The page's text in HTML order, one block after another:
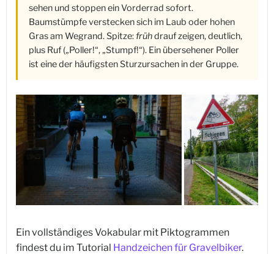
sehen und stoppen ein Vorderrad sofort.
Baumstümpfe verstecken sich im Laub oder hohen
Gras am Wegrand. Spitze: frühdrauf zeigen, deutlich,
plus Ruf („Poller!“, „Stumpf!“). Ein übersehener Poller
ist eine der häufigsten Sturzursachen in der Gruppe.
Ein vollständiges Vokabular mit Piktogrammen
findest du im Tutorial Handzeichen für Gravelbiker.